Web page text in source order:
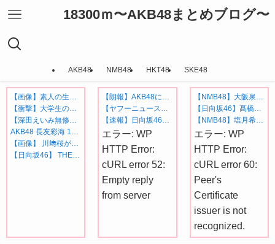
18300ｍ〜AKB48まとめブログ〜
AKB48 NMB48 HKT48 SKE48
【画像】素人の生々しいおっぱいがコチラ！
【衝撃】大学生の男女が混浴した結果ｗｗｗｗｗｗ
【深田えいみ無修正エロ画像１６１枚】ま○こに中出しした流出アイドルSP【永久保存版】
AKB48 長友彩海 1st写真集「予定外の瞳」
【画像】 川﨑桜がミニスカートで美脚を披露！【さくたん】【乃木坂46】
【日向坂46】 THE 鬼タイジ、おひさま阿鼻叫喚の展開に・・・【金村美玖・髙橋未来虹】
【朗報】AKB48にまたしても新たなコラボ案件がくる模様！
【ヤフーニュース】AKB48、新曲MVが800万回突破で破竹の勢い「いい波が来ている」新公演に夢の東京ドームへの想い込める！！！
【速報】日向坂46、CANDYTUNEと直接対決にwwwwwwwwww
エラー: WP
HTTP Error:
cURL error 52:
Empty reply
from server
【NMB48】大阪泉州夏祭り2026「SBI MUSIC CIRCUS OSAKA」出演時間、出演メンバー変更のお知らせ
【日向坂46】髙橋未来虹さん、外番組で負け属性を発揮してしまう…
【NMB48】塩月希依音が本日放送「渋谷凪咲と雨やどりラジオ」に出演
エラー: WP
HTTP Error:
cURL error 60:
Peer's
Certificate
issuer is not
recognized.